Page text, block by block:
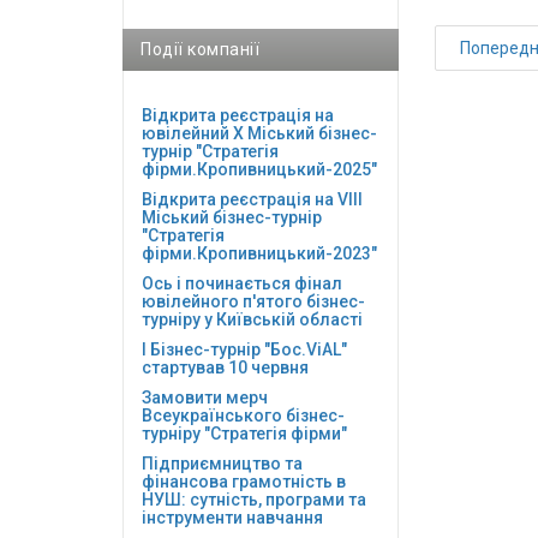
Події компанії
Відкрита реєстрація на
ювілейний Х Міський бізнес-
турнір "Стратегія
фірми.Кропивницький-2025"
Відкрита реєстрація на VІІІ
Міський бізнес-турнір
"Стратегія
фірми.Кропивницький-2023"
Ось і починається фінал
ювілейного п'ятого бізнес-
турніру у Київській області
І Бізнес-турнір "Бос.ViAL"
стартував 10 червня
Замовити мерч
Всеукраїнського бізнес-
турніру "Стратегія фірми"
Підприємництво та
фінансова грамотність в
НУШ: сутність, програми та
інструменти навчання